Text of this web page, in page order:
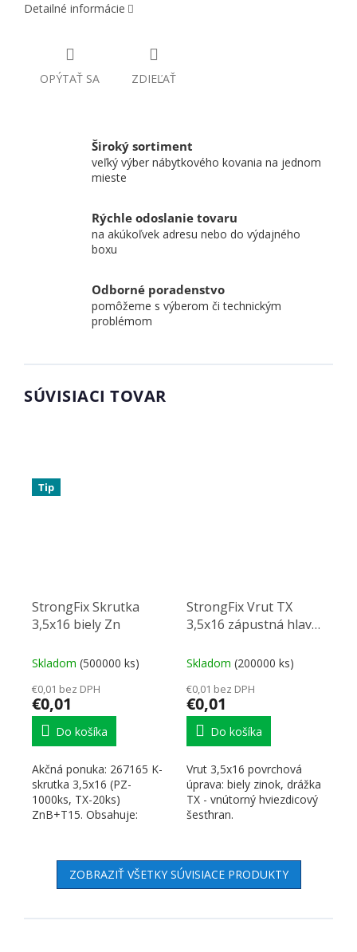
Detailné informácie
OPÝTAŤ SA ZDIEĽAŤ
Široký sortiment
veľký výber nábytkového kovania na jednom
mieste
Rýchle odoslanie tovaru
na akúkoľvek adresu nebo do výdajného
boxu
Odborné poradenstvo
pomôžeme s výberom či technickým
problémom
SÚVISIACI TOVAR
Tip
StrongFix Skrutka
3,5x16 biely Zn
Skladom (500000 ks)
€0,01 bez DPH
€0,01
Do košíka
Akčná ponuka: 267165 K-
skrutka 3,5x16 (PZ-
1000ks, TX-20ks)
ZnB+T15. Obsahuje:
StrongFix Vrut TX
3,5x16 zápustná hlava
Skladom (200000 ks)
€0,01 bez DPH
€0,01
Do košíka
Vrut 3,5x16 povrchová
úprava: biely zinok, drážka
TX - vnútorný hviezdicový
šesťhran.
ZOBRAZIŤ VŠETKY SÚVISIACE PRODUKTY